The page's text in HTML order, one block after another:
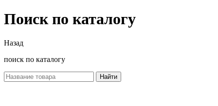
Поиск по каталогу
Назад
поиск по каталогу
Найти